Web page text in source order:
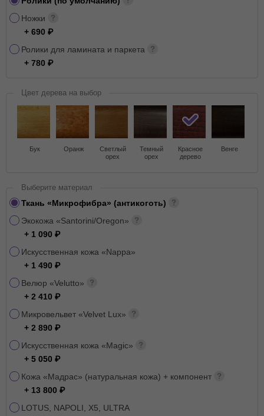
Ножки
+ 690
Ролики для ламината и паркета
+ 780
Цвет дерева на выбор
Бук Оранж
Светлый
орех
Темный
орех
Красное
дерево
Венге
Выберите материал
Ткань «Микрофибра» (антикоготь)
Экокожа «Santorini/Oregon»
+ 1 090
Искусственная кожа «Nappa»
+ 1 490
Велюр «Velutto»
+ 2 410
Микровельвет «Velvet Lux»
+ 2 890
Искусственная кожа «Magic»
+ 5 050
Кожа «Мадрас» (натуральная кожа) + компонент
+ 13 800
LOTUS, NAPOLI, X5, ULTRA